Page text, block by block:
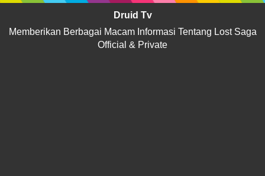
Druid Tv
Memberikan Berbagai Macam Informasi Tentang Lost Saga
Official & Private